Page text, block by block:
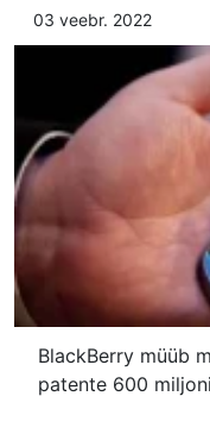
03 veebr. 2022
BlackBerry müüb
patente 600